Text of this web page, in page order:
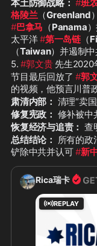
本土防御战略： #班
格陵兰（Greenland
#巴拿马 （Panama
太平洋 #第一岛链（
（Taiwan）并遏制中
5. #郭文贵 先生2020
节目最后回放了 #郭
的视频，他预言川普
肃清内部： 清理“卖
修复宪政： 修补被中
恢复经济与追责： 查
总结结论： 所有的政
铲除中共并认可 #新
Rica瑞卡
REPLAY